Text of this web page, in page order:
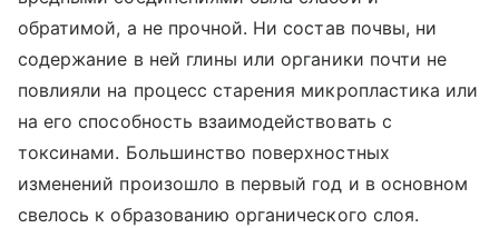
обратимой, а не прочной. Ни состав почвы, ни
содержание в ней глины или органики почти не
повлияли на процесс старения микропластика или
на его способность взаимодействовать с
токсинами. Большинство поверхностных
изменений произошло в первый год и в основном
свелось к образованию органического слоя.